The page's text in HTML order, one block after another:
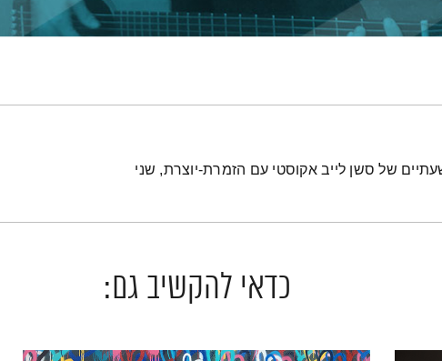
של סשן לייב אקוסטי עם הזמרת-יוצרת, שני
כדאי להקשיב גם: